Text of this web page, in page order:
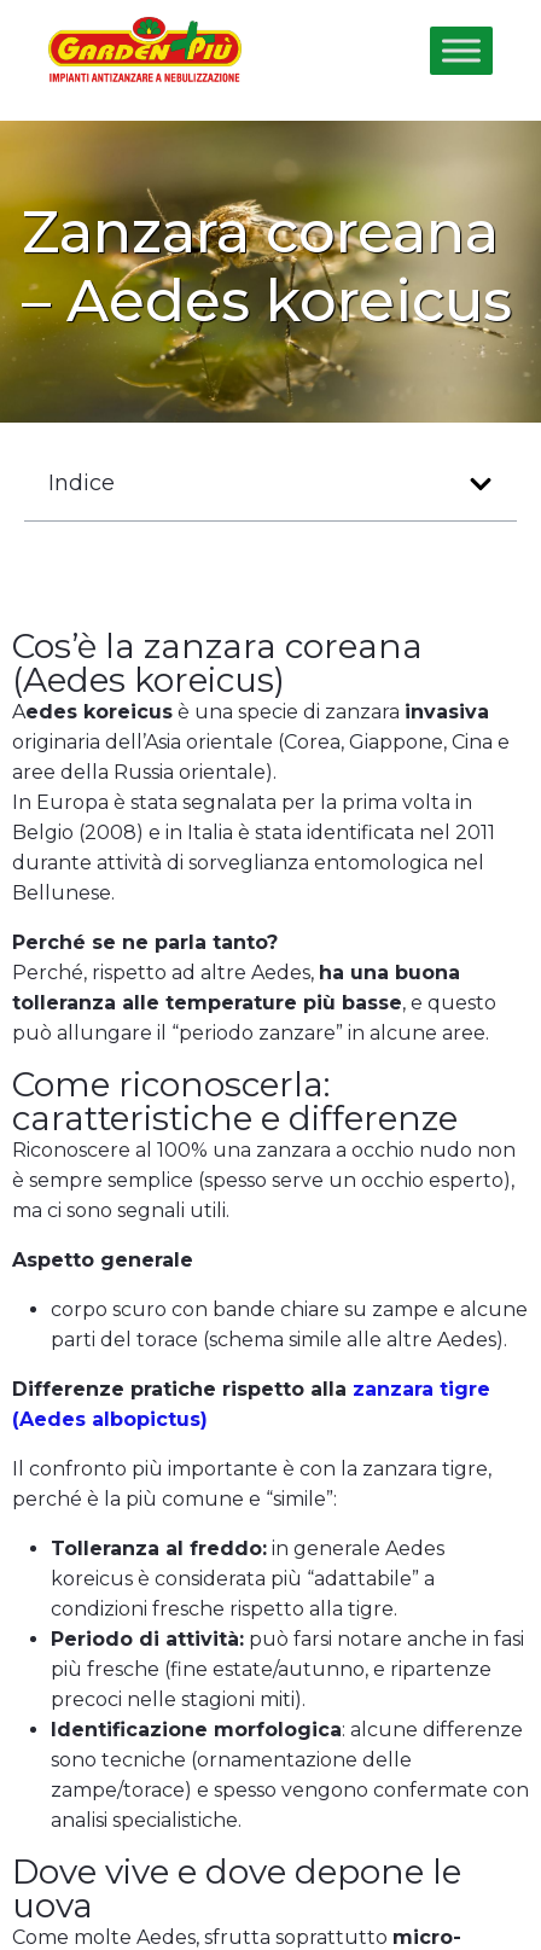
Zanzara coreana
– Aedes koreicus
Indice
Cos’è la zanzara coreana
(Aedes koreicus)
Aedes koreicus è una specie di zanzara invasiva
originaria dell’Asia orientale (Corea, Giappone, Cina e
aree della Russia orientale).
In Europa è stata segnalata per la prima volta in
Belgio (2008) e in Italia è stata identificata nel 2011
durante attività di sorveglianza entomologica nel
Bellunese.
Perché se ne parla tanto?
Perché, rispetto ad altre Aedes, ha una buona
tolleranza alle temperature più basse, e questo
può allungare il “periodo zanzare” in alcune aree.
Come riconoscerla:
caratteristiche e differenze
Riconoscere al 100% una zanzara a occhio nudo non
è sempre semplice (spesso serve un occhio esperto),
ma ci sono segnali utili.
Aspetto generale
corpo scuro con bande chiare su zampe e alcune
parti del torace (schema simile alle altre Aedes).
Differenze pratiche rispetto alla zanzara tigre
(Aedes albopictus)
Il confronto più importante è con la zanzara tigre,
perché è la più comune e “simile”:
Tolleranza al freddo: in generale Aedes
koreicus è considerata più “adattabile” a
condizioni fresche rispetto alla tigre.
Periodo di attività: può farsi notare anche in fasi
più fresche (fine estate/autunno, e ripartenze
precoci nelle stagioni miti).
Identificazione morfologica: alcune differenze
sono tecniche (ornamentazione delle
zampe/torace) e spesso vengono confermate con
analisi specialistiche.
Dove vive e dove depone le
uova
Come molte Aedes, sfrutta soprattutto micro-